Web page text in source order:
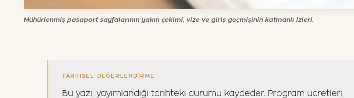
Mühürlenmiş pasaport sayfalarının yakın çekimi, vize ve giriş geçmişinin katmanlı izleri.
TARIHSEL DEĞERLENDIRME
Bu yazı, yayımlandığı tarihteki durumu kaydeder. Program ücretleri,